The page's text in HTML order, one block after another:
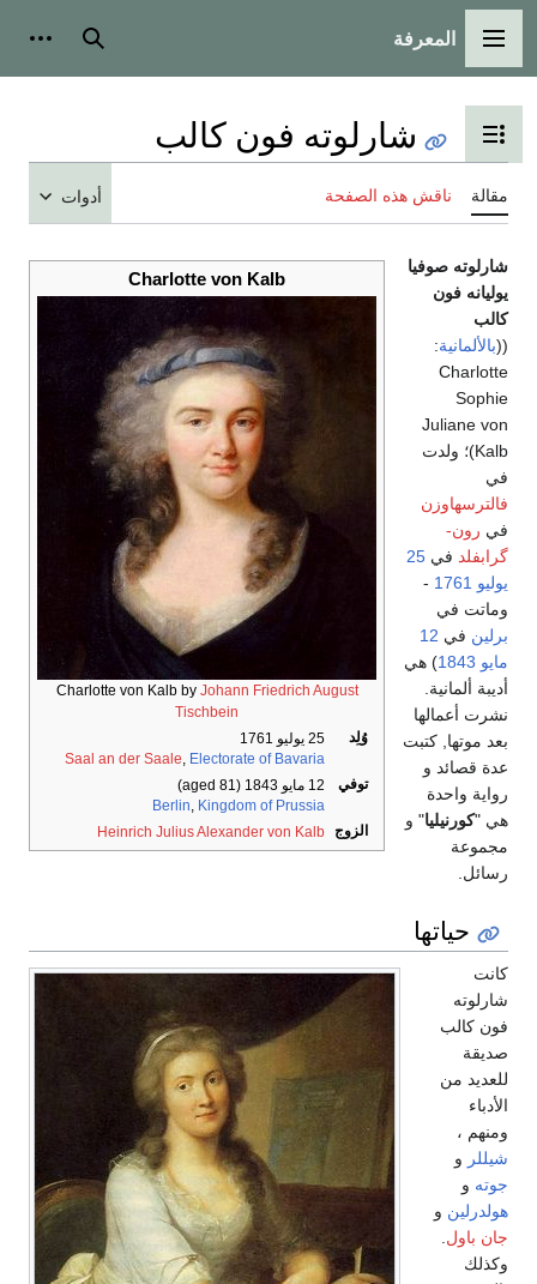
القائمة الرئيسية
المعرفة بحث
تبديل عرض جدول المحتويات
شارلوته فون كالب
مقالة ناقش هذه الصفحة أدوات
Charlotte von Kalb
Charlotte von Kalb by Johann Friedrich August
Tischbein
وُلِد
25 يوليو 1761
Saal an der Saale, Electorate of Bavaria
توفي
12 مايو 1843
(aged 81)
Berlin, Kingdom of Prussia
الزوج
Heinrich Julius Alexander von Kalb
شارلوته صوفيا
يوليانه فون
كالب
((بالألمانية:
Charlotte
Sophie
Juliane von
Kalb)؛ ولدت
في
فالترسهاوزن
في رون-
گرابفلد في 25
يوليو 1761
-
وماتت في
برلين في 12
مايو 1843) هي
أديبة ألمانية.
نشرت أعمالها
بعد موتها, كتبت
عدة قصائد و
رواية واحدة
هي "كورنيليا" و
مجموعة
رسائل.
حياتها
كانت
شارلوته
فون كالب
صديقة
للعديد من
الأدباء
ومنهم ،
شيللر و
جوته و
هولدرلين و
جان باول.
وكذلك